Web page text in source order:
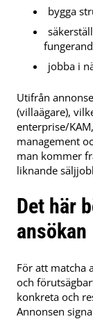
bygga
jobba i
Utifrån
(villaägare),
enterprise/
management
man kommer
liknande
Det här
ansökan
För att matcha
och
konkreta och
Annonsen